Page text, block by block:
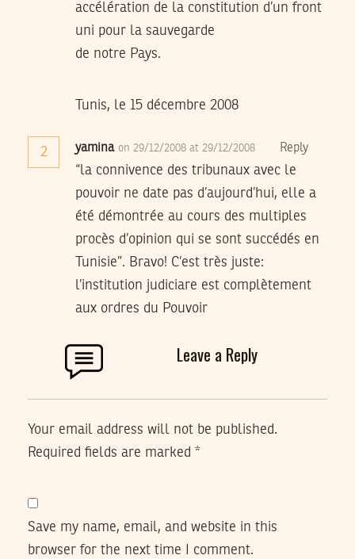
accélération de la constitution d’un front
uni pour la sauvegarde
de notre Pays.
Tunis, le 15 décembre 2008
2 yamina on 29/12/2008 at 29/12/2008 Reply
“la connivence des tribunaux avec le
pouvoir ne date pas d’aujourd’hui, elle a
été démontrée au cours des multiples
procès d’opinion qui se sont succédés en
Tunisie”. Bravo! C’est très juste:
l’institution judiciare est complètement
aux ordres du Pouvoir
Leave a Reply
Your email address will not be published.
Required fields are marked *
Save my name, email, and website in this
browser for the next time I comment.